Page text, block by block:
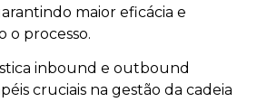
maior eficácia e
o processo.
inbound e outbound
cruciais na gestão da cadeia